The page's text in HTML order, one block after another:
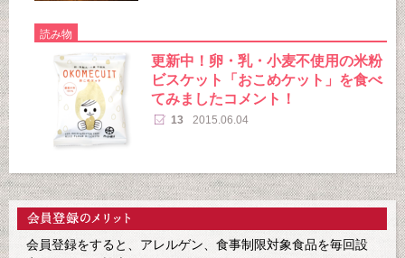
読み物
更新中！卵・乳・小麦不使用の米粉
ビスケット「おこめケット」を食べ
てみましたコメント！
13 2015.06.04
会員登録をすると、アレルゲン、食事制限対象食品を毎回設